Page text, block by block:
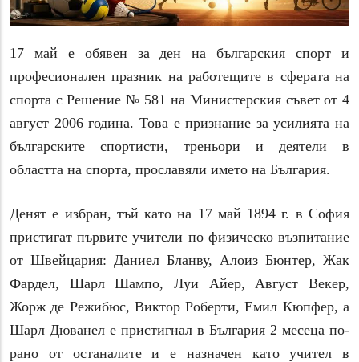
17 май е обявен за ден на българския спорт и
професионален празник на работещите в сферата на
спорта с Решение № 581 на Министерския съвет от 4
август 2006 година. Това е признание за усилията на
българските спортисти, треньори и деятели в
областта на спорта, прославяли името на България.
Денят е избран, тъй като на 17 май 1894 г. в София
пристигат първите учители по физическо възпитание
от Швейцария: Даниел Бланву, Алоиз Бюнтер, Жак
Фардел, Шарл Шампо, Луи Айер, Август Векер,
Жорж де Режибюс, Виктор Роберти, Емил Кюпфер, а
Шарл Дюванел е пристигнал в България 2 месеца по-
рано от останалите и е назначен като учител в